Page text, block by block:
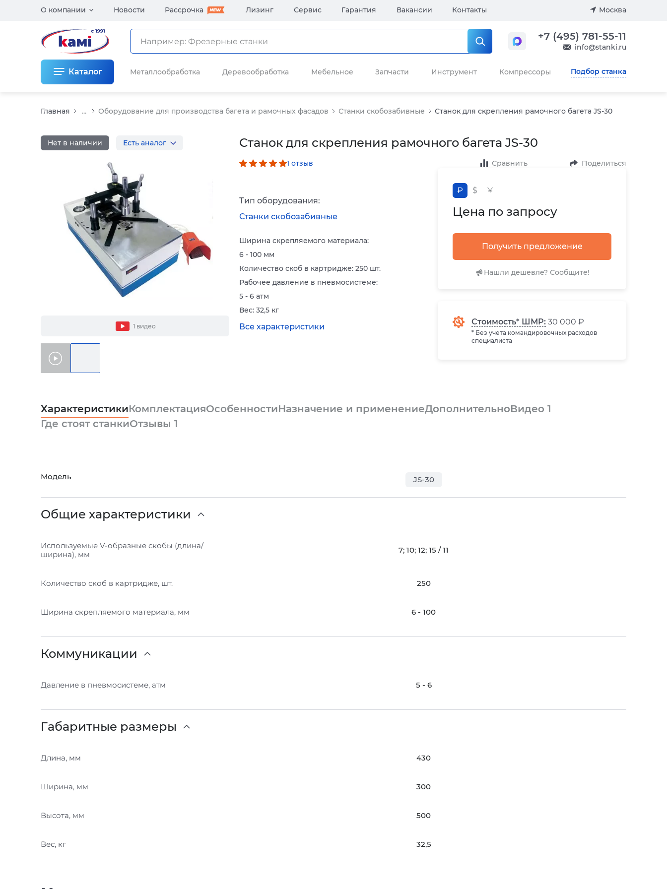
О компании Новости Рассрочка Лизинг Сервис Гарантия Вакансии Контакты Москва
+7 (495) 781-55-11
info@stanki.ru
Каталог Металлообработка Деревообработка Мебельное Запчасти Инструмент Компрессоры Подбор станка
Главная ... Оборудование для производства багета и рамочных фасадов Станки скобозабивные Станок для скрепления рамочного багета JS-30
Станок для скрепления рамочного багета JS-30
1 отзыв Сравнить Поделиться
Нет в наличии Есть аналог
1 видео
₽ $ ¥
Цена по запросу
Получить предложение
Нашли дешевле? Сообщите!
Стоимость* ШМР: 30 000 ₽
* Без учета командировочных расходов
специалиста
Тип оборудования:
Станки скобозабивные
Ширина скрепляемого материала:
6 - 100 мм
Количество скоб в картридже: 250 шт.
Рабочее давление в пневмосистеме:
5 - 6 атм
Вес: 32,5 кг
Все характеристики
ХарактеристикиКомплектацияОсобенностиНазначение и применениеДополнительноВидео 1
Где стоят станкиОтзывы 1
Модель JS-30
Общие характеристики
Используемые V-образные скобы (длина/
ширина), мм
7; 10; 12; 15 / 11
Количество скоб в картридже, шт. 250
Ширина скрепляемого материала, мм 6 - 100
Коммуникации
Давление в пневмосистеме, атм 5 - 6
Габаритные размеры
Длина, мм 430
Ширина, мм 300
Высота, мм 500
Вес, кг 32,5